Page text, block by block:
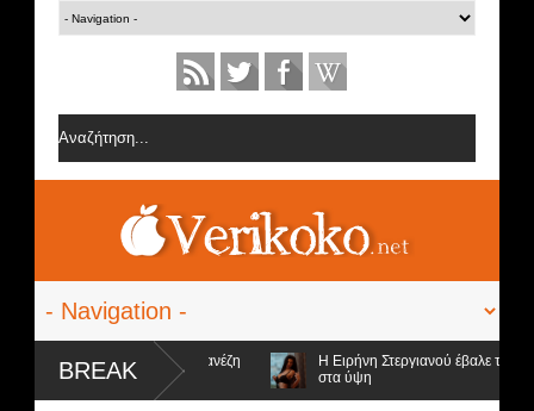
BREAK
την ομάδα της Σοφίας Δανέζη
Η Ειρήνη Στεργιανού έβαλε τα...
στα ύψη